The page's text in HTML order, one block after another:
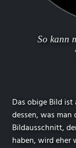
So kann
Das obige Bild
dessen, was man
Bildausschnitt,
haben, wird eher